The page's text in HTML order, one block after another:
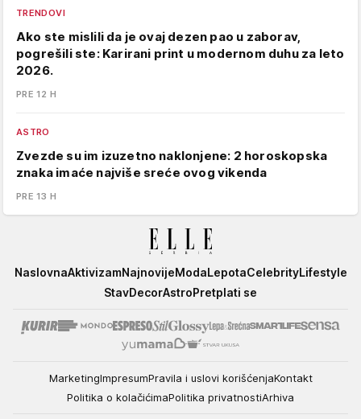
TRENDOVI
Ako ste mislili da je ovaj dezen pao u zaborav,
pogrešili ste: Karirani print u modernom duhu za leto
2026.
PRE 12 H
ASTRO
Zvezde su im izuzetno naklonjene: 2 horoskopska
znaka imaće najviše sreće ovog vikenda
PRE 13 H
Elle
NaslovnaAktivizamNajnovijeModaLepotaCelebrityLifestyle
StavDecorAstroPretplati se
MarketingImpresumPravila i uslovi korišćenjaKontakt
Politika o kolačićimaPolitika privatnostiArhiva